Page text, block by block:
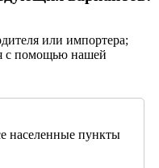
или импортера;
с помощью нашей
населенные пункты